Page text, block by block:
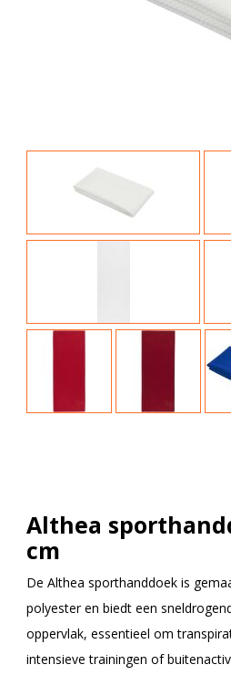
Althea
cm
De Althea sporthanddoek is
polyester en biedt een
oppervlak, essentieel om
intensieve trainingen of